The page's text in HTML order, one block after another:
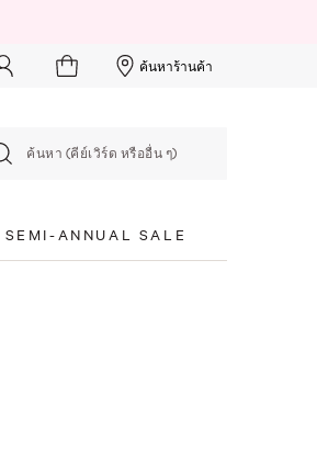
ค้นหาร้านค้า
ค้นหา (คีย์เวิร์ด หรืออื่น ๆ)
SEMI-ANNUAL SALE